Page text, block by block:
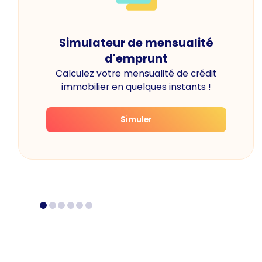
Simulateur de mensualité
d'emprunt
Calculez votre mensualité de crédit
immobilier en quelques instants !
Simuler